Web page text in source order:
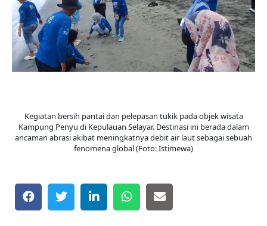
Kegiatan bersih pantai dan pelepasan tukik pada objek wisata
Kampung Penyu di Kepulauan Selayar. Destinasi ini berada dalam
ancaman abrasi akibat meningkatnya debit air laut sebagai sebuah
fenomena global (Foto: Istimewa)